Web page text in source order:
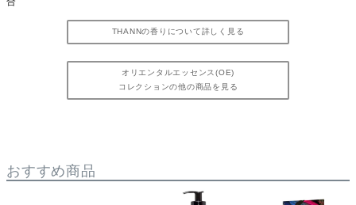
THANNの香りについて詳しく見る
オリエンタルエッセンス(OE)
コレクションの他の商品を見る
おすすめ商品